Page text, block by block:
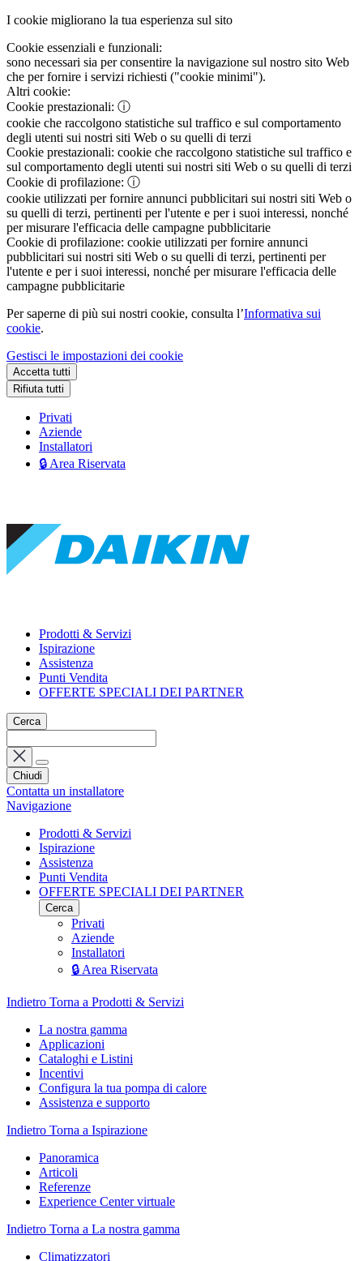
I cookie migliorano la tua esperienza sul sito
Cookie essenziali e funzionali:
sono necessari sia per consentire la navigazione sul nostro sito Web
che per fornire i servizi richiesti ("cookie minimi").
Altri cookie:
Cookie prestazionali: ⓘ
cookie che raccolgono statistiche sul traffico e sul comportamento
degli utenti sui nostri siti Web o su quelli di terzi
Cookie prestazionali: cookie che raccolgono statistiche sul traffico e
sul comportamento degli utenti sui nostri siti Web o su quelli di terzi
Cookie di profilazione: ⓘ
cookie utilizzati per fornire annunci pubblicitari sui nostri siti Web o
su quelli di terzi, pertinenti per l'utente e per i suoi interessi, nonché
per misurare l'efficacia delle campagne pubblicitarie
Cookie di profilazione: cookie utilizzati per fornire annunci
pubblicitari sui nostri siti Web o su quelli di terzi, pertinenti per
l'utente e per i suoi interessi, nonché per misurare l'efficacia delle
campagne pubblicitarie
Per saperne di più sui nostri cookie, consulta l’Informativa sui
cookie.
Gestisci le impostazioni dei cookie
Accetta tutti
Rifiuta tutti
Privati
Aziende
Installatori
🔒 Area Riservata
Prodotti & Servizi
Ispirazione
Assistenza
Punti Vendita
OFFERTE SPECIALI DEI PARTNER
Cerca
Chiudi
Contatta un installatore
Navigazione
Prodotti & Servizi
Ispirazione
Assistenza
Punti Vendita
OFFERTE SPECIALI DEI PARTNER
Cerca
Privati
Aziende
Installatori
🔒 Area Riservata
Indietro Torna a Prodotti & Servizi
La nostra gamma
Applicazioni
Cataloghi e Listini
Incentivi
Configura la tua pompa di calore
Assistenza e supporto
Indietro Torna a Ispirazione
Panoramica
Articoli
Referenze
Experience Center virtuale
Indietro Torna a La nostra gamma
Climatizzatori